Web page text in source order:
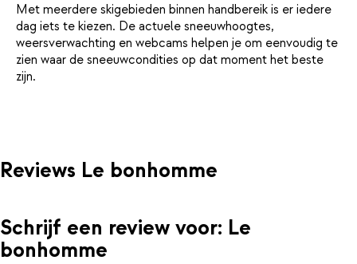
Met meerdere skigebieden binnen handbereik is er iedere
dag iets te kiezen. De actuele sneeuwhoogtes,
weersverwachting en webcams helpen je om eenvoudig te
zien waar de sneeuwcondities op dat moment het beste
zijn.
Reviews Le bonhomme
Schrijf een review voor: Le
bonhomme